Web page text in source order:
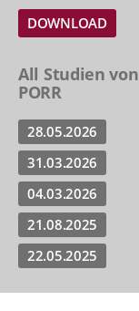
DOWNLOAD
All Studien von
PORR
28.05.2026
31.03.2026
04.03.2026
21.08.2025
22.05.2025